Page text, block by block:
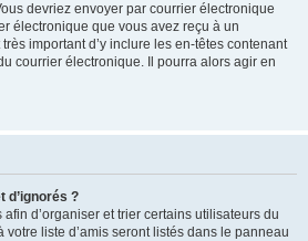
devriez envoyer par courrier électronique
électronique que vous avez reçu à un
important d’y inclure les en-têtes contenant
courrier électronique. Il pourra alors agir en
d’ignorés ?
d’organiser et trier certains utilisateurs du
votre liste d’amis seront listés dans le panneau